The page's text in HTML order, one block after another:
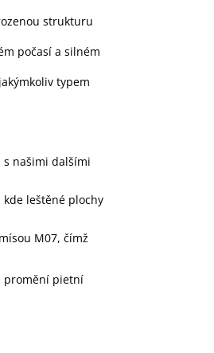
strukturu
počasí a silném
typem
s našimi dalšími
kde leštěné plochy
M07, čímž
promění pietní